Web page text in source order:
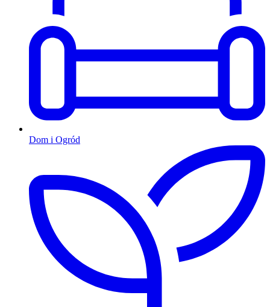
Dom i Ogród